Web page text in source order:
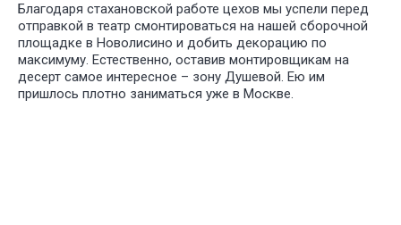
Благодаря стахановской работе цехов мы успели перед
отправкой в театр смонтироваться на нашей сборочной
площадке в Новолисино и добить декорацию по
максимуму. Естественно, оставив монтировщикам на
десерт самое интересное – зону Душевой. Ею им
пришлось плотно заниматься уже в Москве.